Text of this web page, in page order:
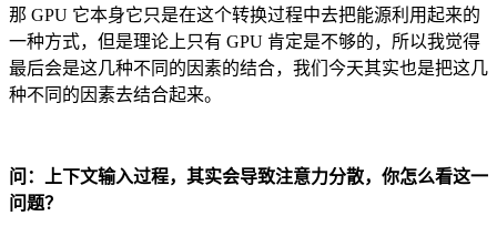
那 GPU 它本身它只是在这个转换过程中去把能源利用起来的
一种方式，但是理论上只有 GPU 肯定是不够的，所以我觉得
最后会是这几种不同的因素的结合，我们今天其实也是把这几
种不同的因素去结合起来。
问：上下文输入过程，其实会导致注意力分散，你怎么看这一
问题？